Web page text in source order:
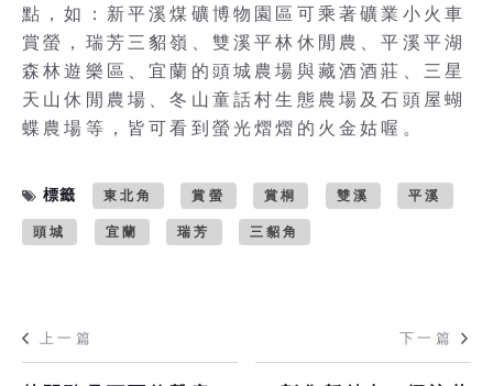
點，如：新平溪煤礦博物園區可乘著礦業小火車
賞螢，瑞芳三貂嶺、雙溪平林休閒農、平溪平湖
森林遊樂區、宜蘭的頭城農場與藏酒酒莊、三星
天山休閒農場、冬山童話村生態農場及石頭屋蝴
蝶農場等，皆可看到螢光熠熠的火金姑喔。
標籤 東北角 賞螢 賞桐 雙溪 平溪
頭城 宜蘭 瑞芳 三貂角
上一篇 下一篇